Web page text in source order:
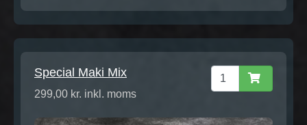
Special Maki Mix
299,00 kr. inkl. moms